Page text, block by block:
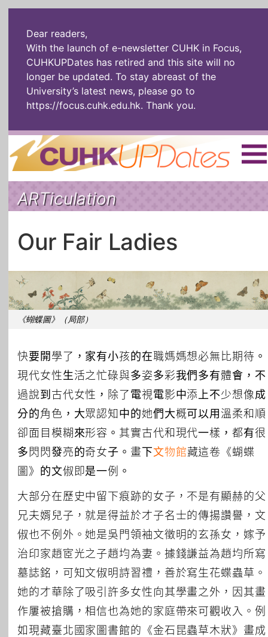
Dear readers,
With the launch of e-newsletter CUHK in Focus,
CUHKUPDates has retired and this site will no
longer be updated. To stay abreast of the
University’s latest news, please go to
https://focus.cuhk.edu.hk. Thank you.
Home | 繁體 | 简体 |
The Headlines Roll Call Alum
Socially
Enterprising
In Six Objects
All Topics
ARTiculation
Our Fair Ladies
《蝴蝶圖》（局部）
快要開學了，家有小孩的在職媽媽想必無比期待。
現代女性生活之忙碌與多姿多彩我們多有體會，不
過說到古代女性，除了電視電影中添上不少想像成
分的角色，大眾認知中的她們大概可以用溫柔和順
卻面目模糊來形容。其實古代和現代一樣，都有很
多閃閃發亮的奇女子。畫下文物館藏這卷《蝴蝶
圖》的文俶即是一例。
大部分在歷史中留下痕跡的女子，不是有顯赫的父
兄夫婿兒子，就是得益於才子名士的傳揚讚譽，文
俶也不例外。她是吳門領袖文徵明的玄孫女，嫁予
治印家趙宧光之子趙均為妻。據錢謙益為趙均所寫
墓誌銘，可知文俶明詩習禮，善於寫生花蝶蟲草。
她的才華除了吸引許多女性向其學畫之外，因其畫
作屢被搶購，相信也為她的家庭帶來可觀收入。例
如現藏臺北國家圖書館的《金石昆蟲草木狀》畫成